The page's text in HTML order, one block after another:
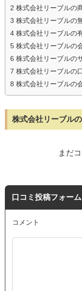
2 株式会社リーブルの
3 株式会社リーブルの
4 株式会社リーブルの
5 株式会社リーブルの
6 株式会社リーブルの
7 株式会社リーブルの
8 株式会社リーブルの
株式会社リーブル
まだ
口コミ投稿フォーム
コメント